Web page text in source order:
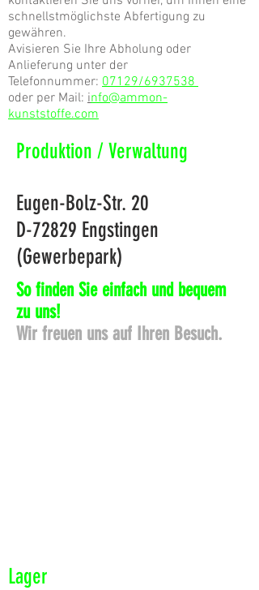
Produktion / Verwaltung
Eugen-Bolz-Str. 20
D-72829 Engstingen
(Gewerbepark)
So finden Sie einfach und bequem
zu uns!
Wir freuen uns auf Ihren Besuch.
schnellstmöglichste Abfertigung zu
gewähren.
Avisieren Sie Ihre Abholung oder
Anlieferung unter der
Telefonnummer: 07129/6937538
oder per Mail: info@ammon-
kunststoffe.com
Lager